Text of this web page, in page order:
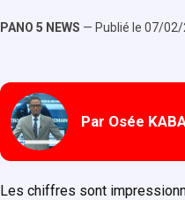
PANO 5 NEWS — Publié le 07/02/
Par Osée
Les chiffres sont